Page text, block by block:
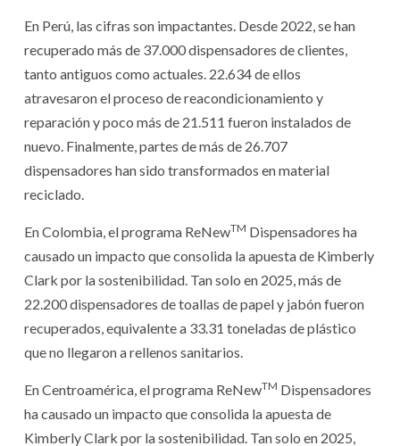
En Perú, las cifras son impactantes. Desde 2022, se han
recuperado más de 37.000 dispensadores de clientes,
tanto antiguos como actuales. 22.634 de ellos
atravesaron el proceso de reacondicionamiento y
reparación y poco más de 21.511 fueron instalados de
nuevo. Finalmente, partes de más de 26.707
dispensadores han sido transformados en material
reciclado.
En Colombia, el programa ReNewTM Dispensadores ha
causado un impacto que consolida la apuesta de Kimberly
Clark por la sostenibilidad. Tan solo en 2025, más de
22.200 dispensadores de toallas de papel y jabón fueron
recuperados, equivalente a 33.31 toneladas de plástico
que no llegaron a rellenos sanitarios.
En Centroamérica, el programa ReNewTM Dispensadores
ha causado un impacto que consolida la apuesta de
Kimberly Clark por la sostenibilidad. Tan solo en 2025,